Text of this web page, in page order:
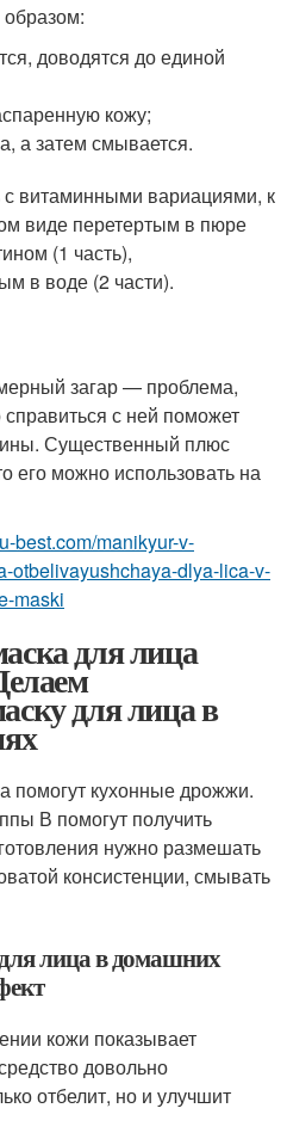
доводятся до единой
кожу;
а затем смывается.
с витаминными вариациями, к
виде перетертым в пюре
(1 часть),
в воде (2 части).
загар — проблема,
с ней поможет
Существенный плюс
его можно использовать на
best.com/manikyur-v-
otbelivayushchaya-dlya-lica-v-
maski
для лица
для лица в
помогут кухонные дрожжи.
В помогут получить
нужно размешать
консистенции, смывать
лица в домашних
кожи показывает
довольно
отбелит, но и улучшит